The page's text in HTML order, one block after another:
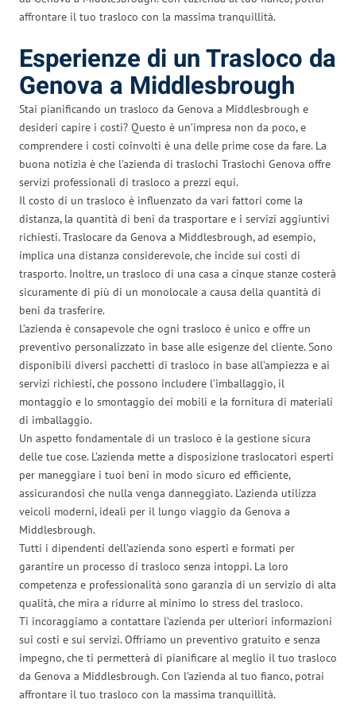
affrontare il tuo trasloco con la massima tranquillità.
Esperienze di un Trasloco da
Genova a Middlesbrough
Stai pianificando un trasloco da Genova a Middlesbrough e
desideri capire i costi? Questo è un’impresa non da poco, e
comprendere i costi coinvolti è una delle prime cose da fare. La
buona notizia è che l’azienda di traslochi Traslochi Genova offre
servizi professionali di trasloco a prezzi equi.
Il costo di un trasloco è influenzato da vari fattori come la
distanza, la quantità di beni da trasportare e i servizi aggiuntivi
richiesti. Traslocare da Genova a Middlesbrough, ad esempio,
implica una distanza considerevole, che incide sui costi di
trasporto. Inoltre, un trasloco di una casa a cinque stanze costerà
sicuramente di più di un monolocale a causa della quantità di
beni da trasferire.
L’azienda è consapevole che ogni trasloco è unico e offre un
preventivo personalizzato in base alle esigenze del cliente. Sono
disponibili diversi pacchetti di trasloco in base all’ampiezza e ai
servizi richiesti, che possono includere l’imballaggio, il
montaggio e lo smontaggio dei mobili e la fornitura di materiali
di imballaggio.
Un aspetto fondamentale di un trasloco è la gestione sicura
delle tue cose. L’azienda mette a disposizione traslocatori esperti
per maneggiare i tuoi beni in modo sicuro ed efficiente,
assicurandosi che nulla venga danneggiato. L’azienda utilizza
veicoli moderni, ideali per il lungo viaggio da Genova a
Middlesbrough.
Tutti i dipendenti dell’azienda sono esperti e formati per
garantire un processo di trasloco senza intoppi. La loro
competenza e professionalità sono garanzia di un servizio di alta
qualità, che mira a ridurre al minimo lo stress del trasloco.
Ti incoraggiamo a contattare l’azienda per ulteriori informazioni
sui costi e sui servizi. Offriamo un preventivo gratuito e senza
impegno, che ti permetterà di pianificare al meglio il tuo trasloco
da Genova a Middlesbrough. Con l’azienda al tuo fianco, potrai
affrontare il tuo trasloco con la massima tranquillità.